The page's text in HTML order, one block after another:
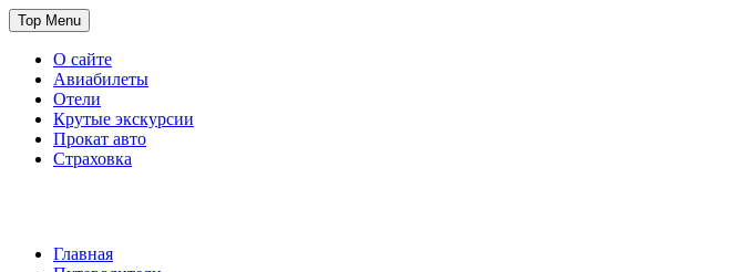
Skip
to
content
Top Menu
О сайте
Авиабилеты
Отели
Крутые экскурсии
Прокат авто
Страховка
Главная